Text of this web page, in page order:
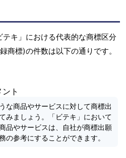
キ」における代表的な商標区分
商標)の件数は以下の通りです。
ト
な商品やサービスに対して商標出
みましょう。「ビテキ」において
品やサービスは、自社が商標出願
の参考にすることができます。